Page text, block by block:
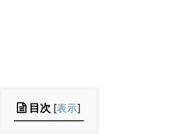
目次 [表示]